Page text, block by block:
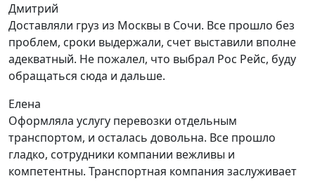
Дмитрий
Доставляли груз из Москвы в Сочи. Все прошло без
проблем, сроки выдержали, счет выставили вполне
адекватный. Не пожалел, что выбрал Рос Рейс, буду
обращаться сюда и дальше.
Елена
Оформляла услугу перевозки отдельным
транспортом, и осталась довольна. Все прошло
гладко, сотрудники компании вежливы и
компетентны. Транспортная компания заслуживает